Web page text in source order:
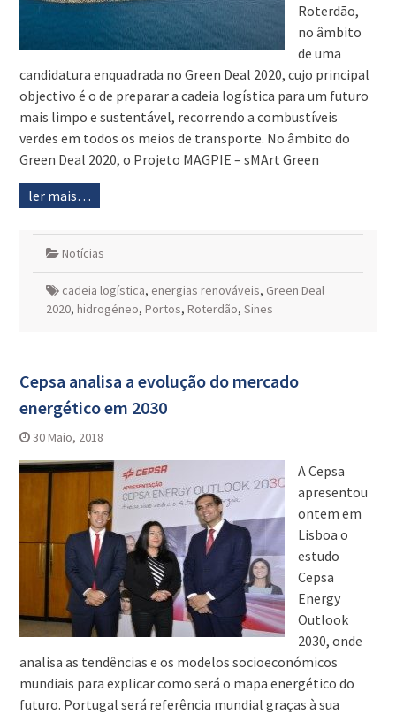
Roterdão,
no âmbito
de uma
candidatura enquadrada no Green Deal 2020, cujo principal
objectivo é o de preparar a cadeia logística para um futuro
mais limpo e sustentável, recorrendo a combustíveis
verdes em todos os meios de transporte. No âmbito do
Green Deal 2020, o Projeto MAGPIE – sMArt Green
ler mais…
Notícias
cadeia logística, energias renováveis, Green Deal
2020, hidrogéneo, Portos, Roterdão, Sines
Cepsa analisa a evolução do mercado
energético em 2030
30 Maio, 2018
A Cepsa
apresentou
ontem em
Lisboa o
estudo
Cepsa
Energy
Outlook
2030, onde
analisa as tendências e os modelos socioeconómicos
mundiais para explicar como será o mapa energético do
futuro. Portugal será referência mundial graças à sua